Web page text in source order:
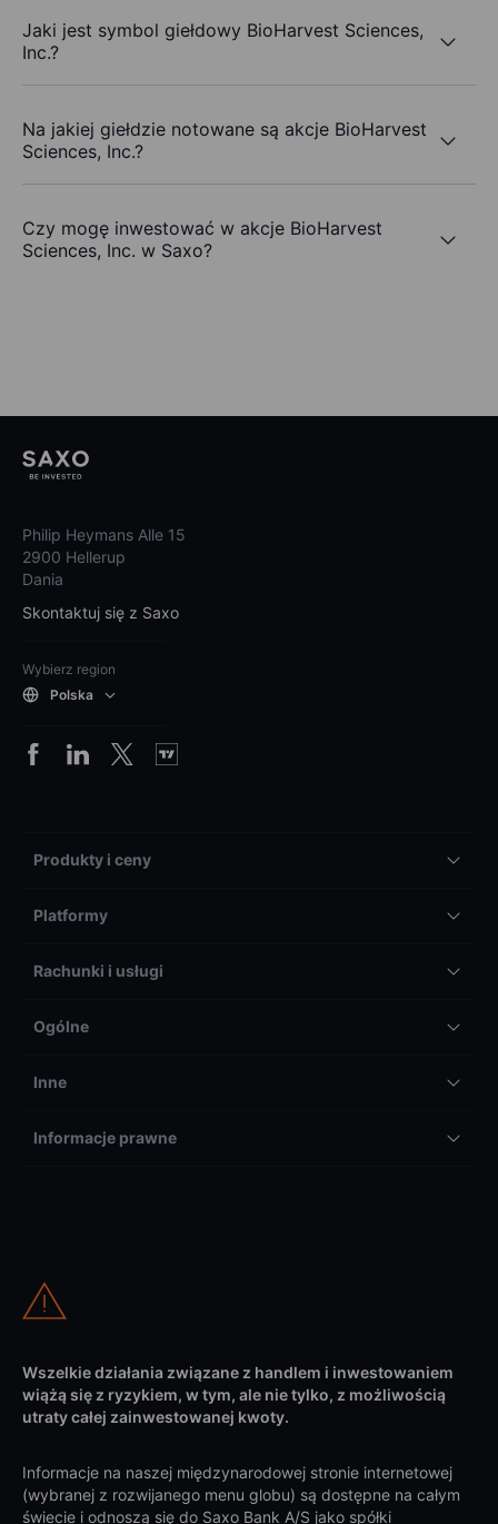
Jaki jest symbol giełdowy BioHarvest Sciences,
Inc.?
Na jakiej giełdzie notowane są akcje BioHarvest
Sciences, Inc.?
Czy mogę inwestować w akcje BioHarvest
Sciences, Inc. w Saxo?
Philip Heymans Alle 15
2900 Hellerup
Dania
Skontaktuj się z Saxo
Wybierz region
Polska
Produkty i ceny
Platformy
Rachunki i usługi
Ogólne
Inne
Informacje prawne
Wszelkie działania związane z handlem i inwestowaniem
wiążą się z ryzykiem, w tym, ale nie tylko, z możliwością
utraty całej zainwestowanej kwoty.
Informacje na naszej międzynarodowej stronie internetowej
(wybranej z rozwijanego menu globu) są dostępne na całym
świecie i odnoszą się do Saxo Bank A/S jako spółki